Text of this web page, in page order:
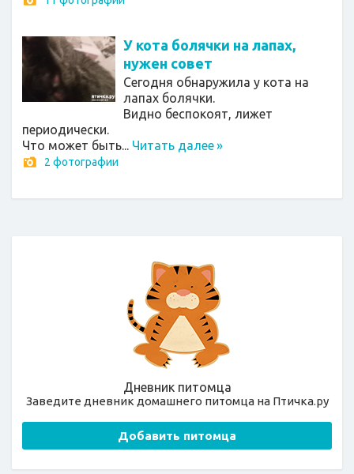
У кота болячки на лапах,
нужен совет
Сегодня обнаружила у кота на
лапах болячки.
Видно беспокоят, лижет
периодически.
Что может быть... Читать далее»
2 фотографии
Дневник питомца
Заведите дневник домашнего питомца на Птичка.ру
Добавить питомца